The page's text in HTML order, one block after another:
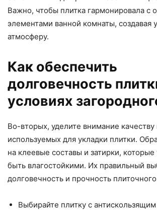
Важно, чтобы плитка гармонировала с
элементами ванной комнаты, создавая
атмосферу.
Как обеспечить
долговечность
условиях
Во-вторых, уделите внимание качеству
используемых для укладки плитки.
на клеевые составы и затирки,
быть влагостойкими. Их правильный
долговечность и прочность
Выбирайте плитку с